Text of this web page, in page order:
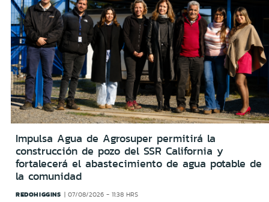
Impulsa Agua de Agrosuper permitirá la
construcción de pozo del SSR California y
fortalecerá el abastecimiento de agua potable de
la comunidad
REDOHIGGINS 07/08/2026 - 11:38 HRS